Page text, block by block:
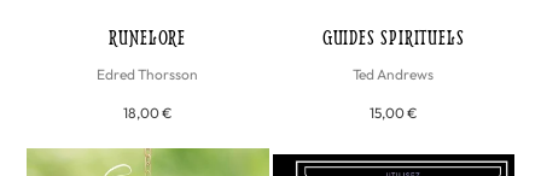
RUNELORE
Edred Thorsson
18,00 €
GUIDES SPIRITUELS
Ted Andrews
15,00 €